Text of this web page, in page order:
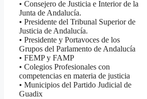
• Consejero de Justicia e Interior de la
Junta de Andalucía.
• Presidente del Tribunal Superior de
Justicia de Andalucía.
• Presidente y Portavoces de los
Grupos del Parlamento de Andalucía
• FEMP y FAMP
• Colegios Profesionales con
competencias en materia de justicia
• Municipios del Partido Judicial de
Guadix